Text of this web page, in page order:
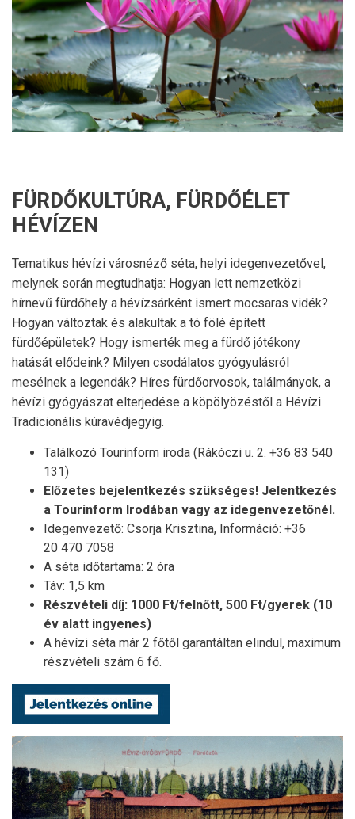
FÜRDŐKULTÚRA, FÜRDŐÉLET
HÉVÍZEN
Tematikus hévízi városnéző séta, helyi idegenvezetővel,
melynek során megtudhatja: Hogyan lett nemzetközi
hírnevű fürdőhely a hévízsárként ismert mocsaras vidék?
Hogyan változtak és alakultak a tó fölé épített
fürdőépületek? Hogy ismerték meg a fürdő jótékony
hatását elődeink? Milyen csodálatos gyógyulásról
mesélnek a legendák? Híres fürdőorvosok, találmányok, a
hévízi gyógyászat elterjedése a köpölyözéstől a Hévízi
Tradicionális kúravédjegyig.
Találkozó Tourinform iroda (Rákóczi u. 2. +36 83 540
131)
Előzetes bejelentkezés szükséges! Jelentkezés
a Tourinform Irodában vagy az idegenvezetőnél.
Idegenvezető: Csorja Krisztina, Információ: +36
20 470 7058
A séta időtartama: 2 óra
Táv: 1,5 km
Részvételi díj: 1000 Ft/felnőtt, 500 Ft/gyerek (10
év alatt ingyenes)
A hévízi séta már 2 főtől garantáltan elindul, maximum
részvételi szám 6 fő.